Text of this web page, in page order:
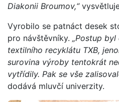
Diakonii Broumov,“
Vyrobilo se patnáct desek
pro návštěvníky. „Postup
textilního recyklátu TXB,
surovina výroby tentokrát
vytřídily. Pak se vše
dodává mluvčí univerzity.